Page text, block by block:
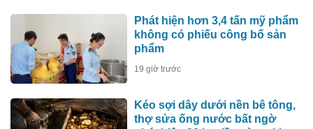
Phát hiện hơn 3,4 tấn mỹ phẩm
không có phiếu công bố sản
phẩm
19 giờ trước
Kéo sợi dây dưới nền bê tông,
thợ sửa ống nước bất ngờ